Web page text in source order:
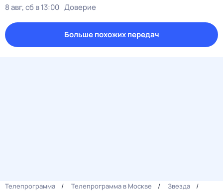
8 авг, сб в 13:00 Доверие
Больше похожих передач
Телепрограмма Телепрограмма в Москве
Звезда